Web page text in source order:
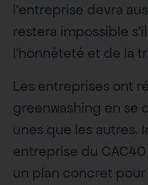
l’entreprise devra
restera impossible
l’honnêteté et de la
Les entreprises ont
greenwashing en se
unes que les autres.
entreprise du
un plan concret